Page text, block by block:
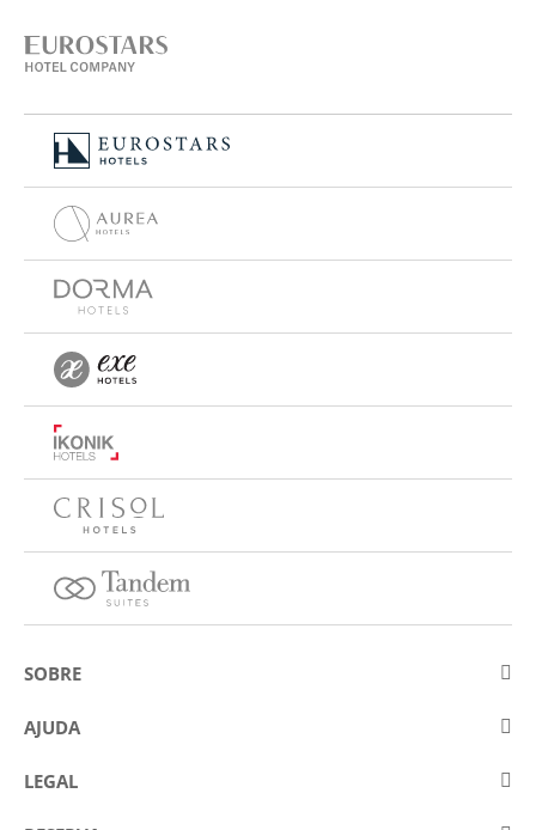
SOBRE
Sobre a Eurostars Hotel Company
Concursos
AJUDA
Contactar
LEGAL
Aviso legal